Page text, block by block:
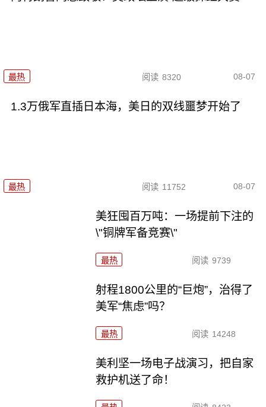
最热 阅读 8320 08-07
1.3万俄军直插日本海，美日的双线噩梦开始了
最热 阅读 11752 08-07
美狂囤百万吨：一场提前下注的
\"铜牌军备竞赛\"
最热 阅读 9739
射程1800公里的“巨炮”，治得了
美军“焦虑”吗？
最热 阅读 14248
美利坚一场电子战演习，把自家
救护机送了命！